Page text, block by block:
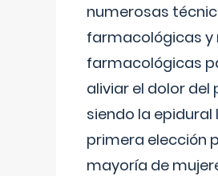
numerosas
farmacológicas y
farmacológicas
aliviar el dolor del
siendo la epidural
primera elección
mayoría de